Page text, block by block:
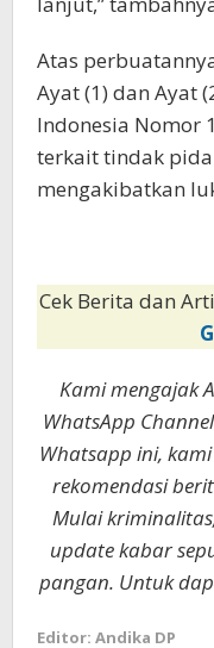
Atas
Ayat (1) dan Ayat
Indonesia Nomor
terkait tindak
mengakibatkan
Cek Berita dan
Kami mengajak
WhatsApp Channel
Whatsapp ini,
rekomendasi
Mulai
update kabar
pangan. Untuk
Editor: Andika DP